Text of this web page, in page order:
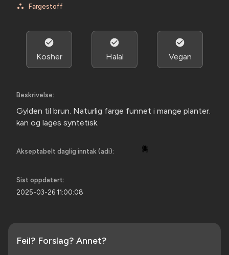
Fargestoff
Kosher Halal Vegan
Beskrivelse:
Gylden til brun. Naturlig farge funnet i mange planter.
kan og lages syntetisk.
Akseptabelt daglig inntak (adi):
Sist oppdatert:
2025-03-26 11:00:08
Feil? Forslag? Annet?
🕷️